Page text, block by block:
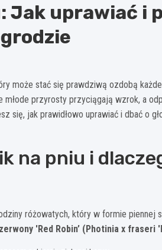
Jak uprawiać i
może stać się prawdziwą ozdobą
przyrosty przyciągają wzrok, a
się, jak prawidłowo uprawiać i dbać o
na pniu i
różowatych, który w formie piennej
'Red Robin’ (Photinia x fraseri